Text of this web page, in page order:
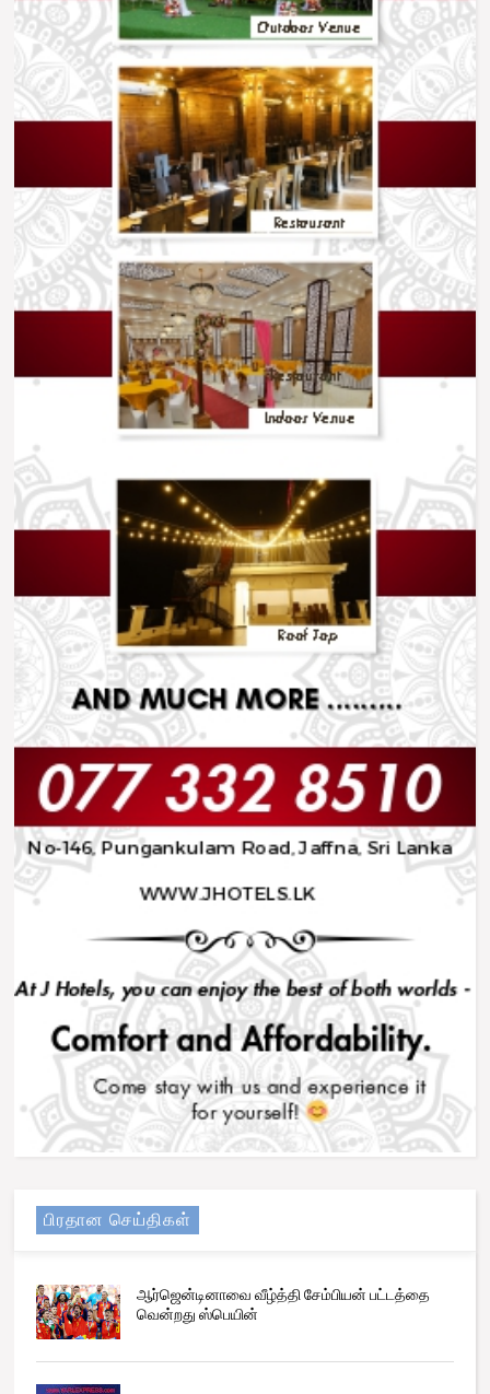
பிரதான செய்திகள்
ஆர்ஜென்டினாவை வீழ்த்தி சேம்பியன் பட்டத்தை
வென்றது ஸ்பெயின்